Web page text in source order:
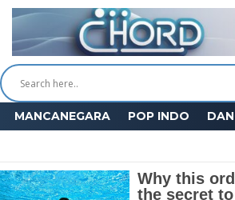
MANCANEGARA POP INDO